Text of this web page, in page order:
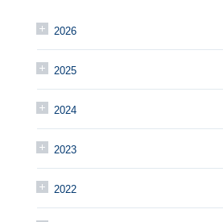
2026
2025
2024
2023
2022